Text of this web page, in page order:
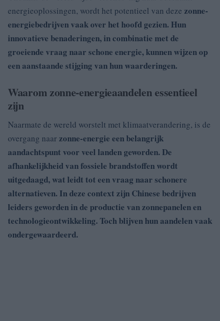
energieoplossingen, wordt het potentieel van deze zonne-
energiebedrijven vaak over het hoofd gezien. Hun
innovatieve benaderingen, in combinatie met de
groeiende vraag naar schone energie, kunnen wijzen op
een aanstaande stijging van hun waarderingen.
Waarom zonne-energieaandelen essentieel
zijn
Naarmate de wereld worstelt met klimaatverandering, is de
overgang naarzonne-energie een belangrijk
aandachtspunt voor veel landen geworden. De
afhankelijkheid van fossiele brandstoffen wordt
uitgedaagd, wat leidt tot een vraag naar schonere
alternatieven. In deze context zijn Chinese bedrijven
leiders geworden in de productie van zonnepanelen en
technologieontwikkeling. Toch blijven hun aandelen vaak
ondergewaardeerd.